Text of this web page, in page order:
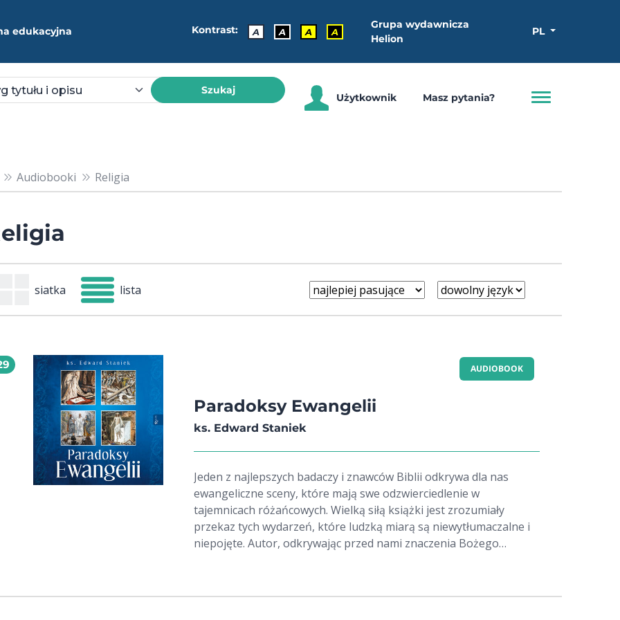
edukacyjna Kontrast: A A A A
Grupa wydawnicza
Helion
PL
Szukaj
Użytkownik Masz pytania?
Audiobooki Religia
siatka lista
AUDIOBOOK
Paradoksy Ewangelii
ks. Edward Staniek
Jeden z najlepszych badaczy i znawców Biblii odkrywa dla nas
ewangeliczne sceny, które mają swe odzwierciedlenie w
tajemnicach różańcowych. Wielką siłą książki jest zrozumiały
przekaz tych wydarzeń, które ludzką miarą są niewytłumaczalne i
niepojęte. Autor, odkrywając przed nami znaczenia Bożego
głębokiej refleksji, a jednocześnie pokazuje, jaka jest nasza wiara.